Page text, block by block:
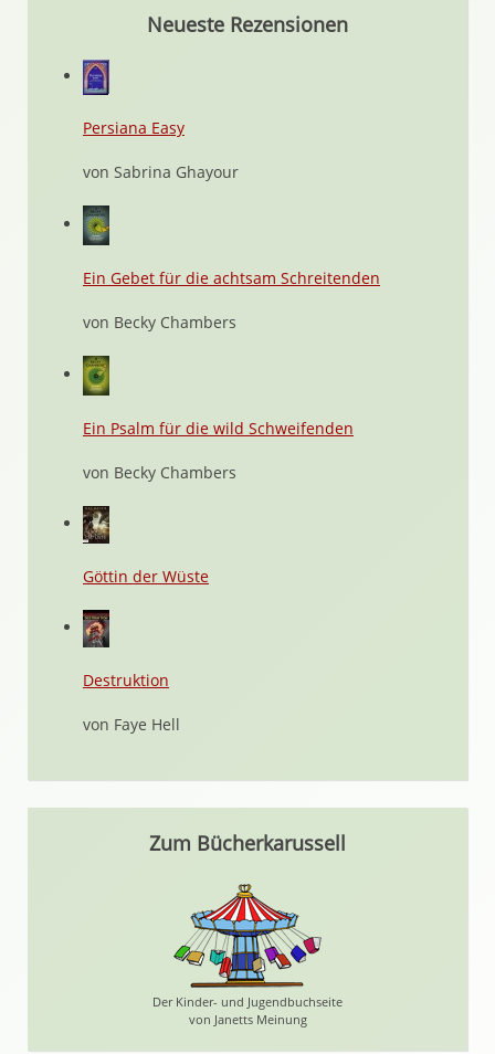
Neueste Rezensionen
Persiana Easy
von Sabrina Ghayour
Ein Gebet für die achtsam Schreitenden
von Becky Chambers
Ein Psalm für die wild Schweifenden
von Becky Chambers
Göttin der Wüste
Destruktion
von Faye Hell
Zum Bücherkarussell
Der Kinder- und Jugendbuchseite
von Janetts Meinung